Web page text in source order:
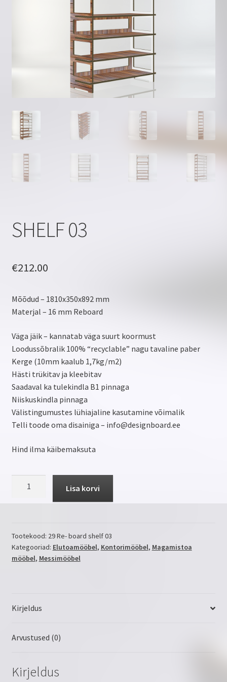
Kujunda ise
Minu konto
Privaatsus
SHELF 03
€212.00
Mõõdud – 1810x350x892 mm
Materjal – 16 mm Reboard
Väga jäik – kannatab väga suurt koormust
Loodussõbralik 100% “recyclable” nagu tavaline paber
Kerge (10mm kaalub 1,7kg/m2)
Hästi trükitav ja kleebitav
Saadaval ka tulekindla B1 pinnaga
Niiskuskindla pinnaga
Välistingumustes lühiajaline kasutamine võimalik
Telli toode oma disainiga – info@designboard.ee
Hind ilma käibemaksuta
Lisa korvi
Tootekood: 29 Re- board shelf 03
Kategooriad: Elutoamööbel, Kontorimööbel, Magamistoa
mööbel, Messimööbel
Kirjeldus
Arvustused (0)
Kirjeldus